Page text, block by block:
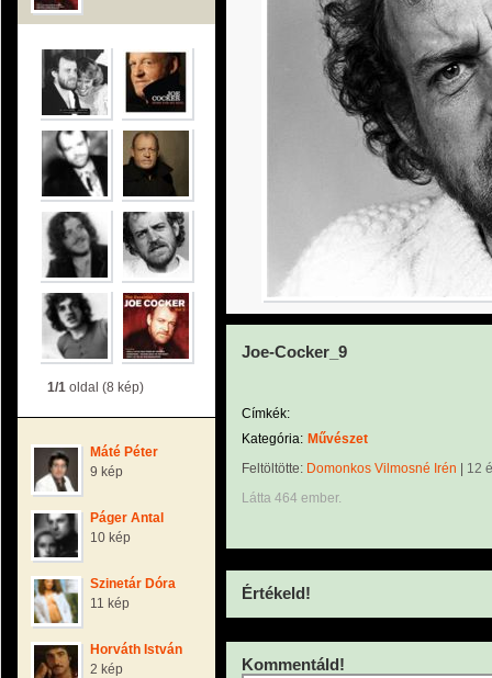
1/1 oldal (8 kép)
Máté Péter
9 kép
Páger Antal
10 kép
Szinetár Dóra
11 kép
Horváth István
2 kép
Joe-Cocker_9
Címkék:
Kategória: Művészet
Feltöltötte: Domonkos Vilmosné Irén
12
Látta 464 ember.
Értékeld!
Kommentáld!